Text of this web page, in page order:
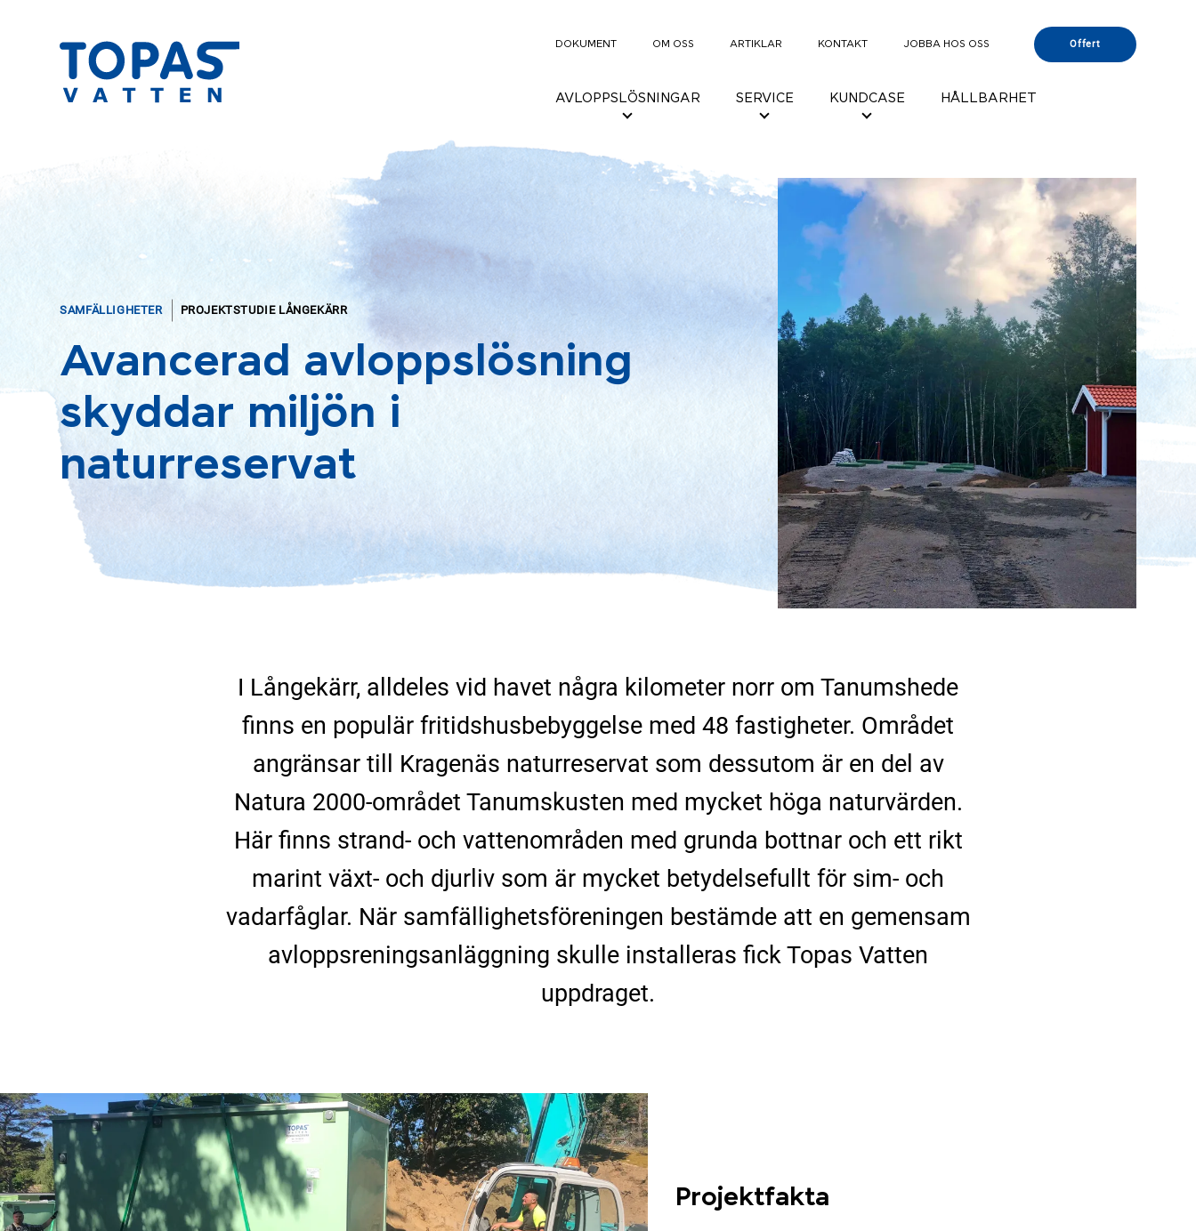
DOKUMENT OM OSS ARTIKLAR KONTAKT JOBBA HOS OSS Offert
AVLOPPSLÖSNINGAR SERVICE KUNDCASE HÅLLBARHET
SAMFÄLLIGHETER PROJEKTSTUDIE LÅNGEKÄRR
Avancerad avloppslösning
skyddar miljön i
naturreservat
I Långekärr, alldeles vid havet några kilometer norr om Tanumshede
finns en populär fritidshusbebyggelse med 48 fastigheter. Området
angränsar till Kragenäs naturreservat som dessutom är en del av
Natura 2000-området Tanumskusten med mycket höga naturvärden.
Här finns strand- och vattenområden med grunda bottnar och ett rikt
marint växt- och djurliv som är mycket betydelsefullt för sim- och
vadarfåglar. När samfällighetsföreningen bestämde att en gemensam
avloppsreningsanläggning skulle installeras fick Topas Vatten
uppdraget.
Projektfakta